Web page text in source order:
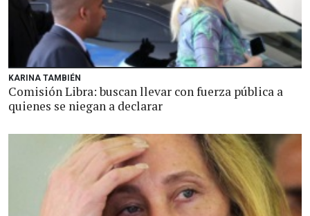
KARINA TAMBIÉN
Comisión Libra: buscan llevar con fuerza pública a
quienes se niegan a declarar